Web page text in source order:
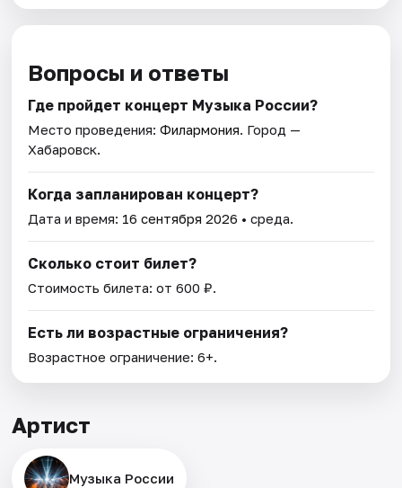
Вопросы и ответы
Где пройдет концерт Музыка России?
Место проведения:Филармония. Город —
Хабаровск.
Когда запланирован концерт?
Дата и время: 16 сентября 2026 • среда.
Сколько стоит билет?
Стоимость билета: от 600 ₽.
Есть ли возрастные ограничения?
Возрастное ограничение: 6+.
Артист
Музыка России